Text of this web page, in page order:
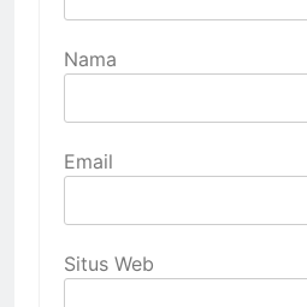
Nama
Email
Situs Web